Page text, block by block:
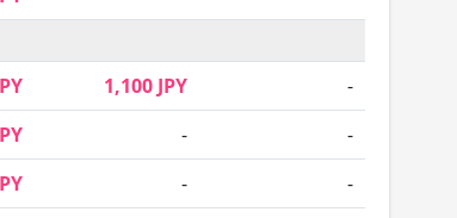
1,100 JPY
-
-
-
-
-